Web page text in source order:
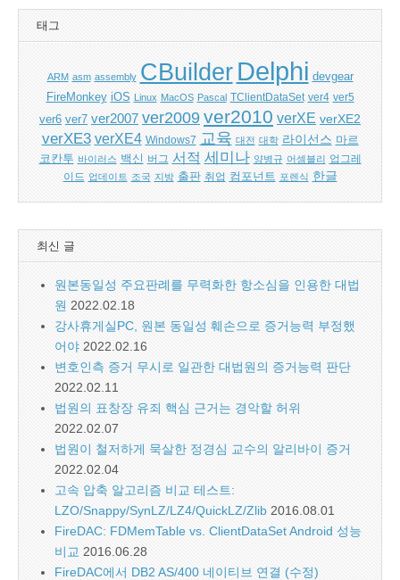
태그
ARM asm assembly CBuilder Delphi devgear
FireMonkey iOS Linux MacOS Pascal TClientDataSet ver4 ver5
ver6 ver7 ver2007 ver2009 ver2010 verXE verXE2
verXE3 verXE4 Windows7 교육 대전 대학 라이선스 마르
코칸투 바이러스 백신 버그 서적 세미나 양병규 어셈블리 업그레
이드 업데이트 조국 지방 출판 취업 컴포넌트 포렌식 한글
최신 글
원본동일성 주요판례를 무력화한 항소심을 인용한 대법
원 2022.02.18
강사휴게실PC, 원본 동일성 훼손으로 증거능력 부정했
어야 2022.02.16
변호인측 증거 무시로 일관한 대법원의 증거능력 판단
2022.02.11
법원의 표창장 유죄 핵심 근거는 경악할 허위
2022.02.07
법원이 철저하게 묵살한 정경심 교수의 알리바이 증거
2022.02.04
고속 압축 알고리즘 비교 테스트:
LZO/Snappy/SynLZ/LZ4/QuickLZ/Zlib 2016.08.01
FireDAC: FDMemTable vs. ClientDataSet Android 성능
비교 2016.06.28
FireDAC에서 DB2 AS/400 네이티브 연결 (수정)